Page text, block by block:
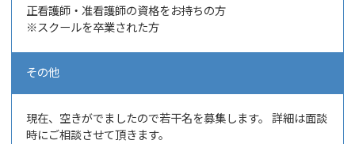
正看護師・准看護師の資格をお持ちの方
※スクールを卒業された方
その他
現在、空きがでましたので若干名を募集します。 詳細は面談
時にご相談させて頂きます。